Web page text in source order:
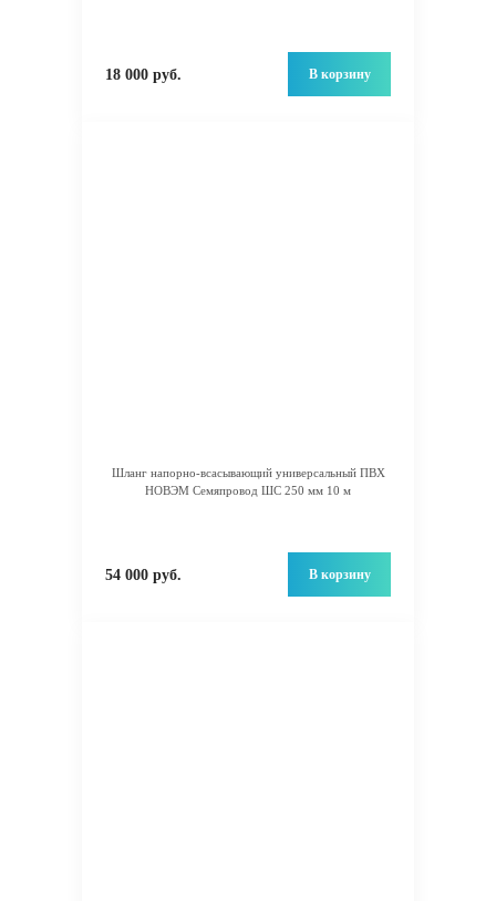
18 000 руб. В корзину
Шланг напорно-всасывающий универсальный ПВХ
НОВЭМ Семяпровод ШС 250 мм 10 м
54 000 руб. В корзину